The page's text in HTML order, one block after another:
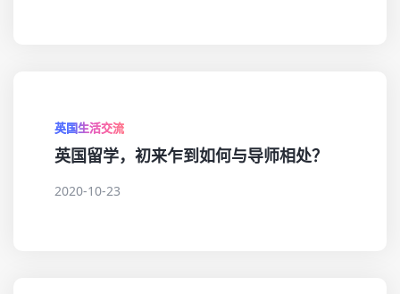
英国生活交流
英国留学，初来乍到如何与导师相处？
2020-10-23